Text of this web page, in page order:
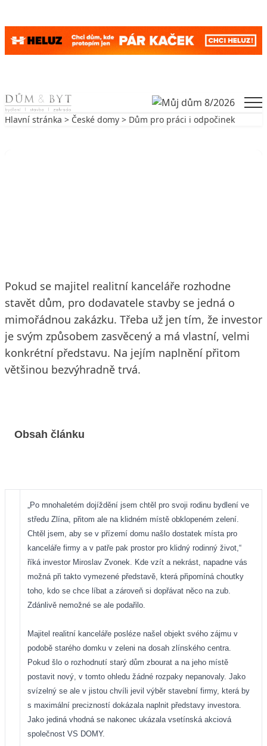
Skip to content
Hlavní stránka > České domy > Dům pro práci i odpočinek
Pokud se majitel realitní kanceláře rozhodne
stavět dům, pro dodavatele stavby se jedná o
mimořádnou zakázku. Třeba už jen tím, že investor
je svým způsobem zasvěcený a má vlastní, velmi
konkrétní představu. Na jejím naplnění přitom
většinou bezvýhradně trvá.
Obsah článku
„Po mnohaletém dojíždění jsem chtěl pro svoji rodinu bydlení ve
středu Zlína, přitom ale na klidném místě obklopeném zelení.
Chtěl jsem, aby se v přízemí domu našlo dostatek místa pro
kanceláře firmy a v patře pak prostor pro klidný rodinný život,“
říká investor Miroslav Zvonek. Kde vzít a nekrást, napadne vás
možná při takto vymezené představě, která připomíná choutky
toho, kdo se chce líbat a zároveň si dopřávat něco na zub.
Zdánlivě nemožné se ale podařilo.
Majitel realitní kanceláře posléze našel objekt svého zájmu v
podobě starého domku v zeleni na dosah zlínského centra.
Pokud šlo o rozhodnutí starý dům zbourat a na jeho místě
postavit nový, v tomto ohledu žádné rozpaky nepanovaly. Jako
svízelný se ale v jistou chvíli jevil výběr stavební firmy, která by
s maximální precizností dokázala naplnit představy investora.
Jako jediná vhodná se nakonec ukázala vsetínská akciová
společnost VS DOMY.